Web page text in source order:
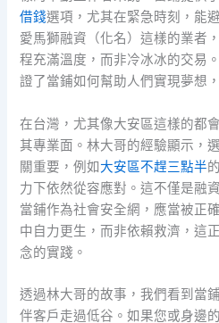
借錢選項，尤其在緊急時刻，能
愛馬獅融資（化名）這樣的業者
程充滿溫度，而非冷冰冰的交易
證了當鋪如何幫助人們實現夢想
在台灣，尤其像大安區這樣的都
其專業面。林大哥的經驗顯示，
關重要，例如大安區不趕三點半
力下依然從容應對。這不僅是融
當鋪作為社會安全網，應當被正
中自力更生，而非依賴救濟，這
念的實踐。
透過林大哥的故事，我們看到當
伴客戶走過低谷。如果您或身邊